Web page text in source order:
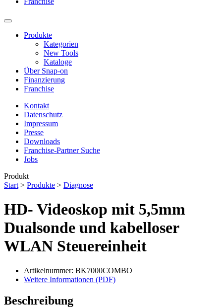
Produkte
Kategorien
New Tools
Kataloge
Über Snap-on
Finanzierung
Franchise
Kontakt
Datenschutz
Impressum
Presse
Downloads
Franchise-Partner Suche
Jobs
Produkt
Start > Produkte > Diagnose
HD- Videoskop mit 5,5mm
Dualsonde und kabelloser
WLAN Steuereinheit
Artikelnummer: BK7000COMBO
Weitere Informationen (PDF)
Beschreibung